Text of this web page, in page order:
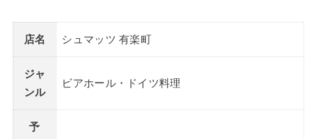
店名 シュマッツ 有楽町
ジャ
ンル
ビアホール・ドイツ料理
予